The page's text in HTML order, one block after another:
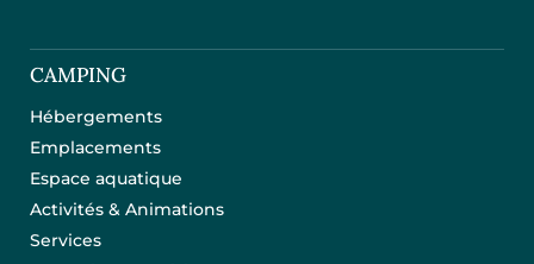
CAMPING
Hébergements
Emplacements
Espace aquatique
Activités & Animations
Services